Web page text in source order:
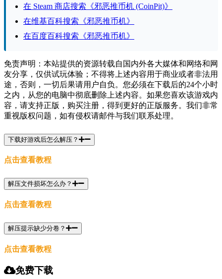
在 Steam 商店搜索《邪恶推币机 (CoinPit)》
在维基百科搜索《邪恶推币机》
在百度百科搜索《邪恶推币机》
免责声明：本站提供的资源转载自国内外各大媒体和网络和网
友分享，仅供试玩体验；不得将上述内容用于商业或者非法用
途，否则，一切后果请用户自负。您必须在下载后的24个小时
之内，从您的电脑中彻底删除上述内容。如果您喜欢该游戏内
容，请支持正版，购买注册，得到更好的正版服务。我们非常
重视版权问题，如有侵权请邮件与我们联系处理。
下载好游戏后怎么解压？
点击查看教程
解压文件损坏怎么办？
点击查看教程
解压提示缺少分卷？
点击查看教程
免费下载